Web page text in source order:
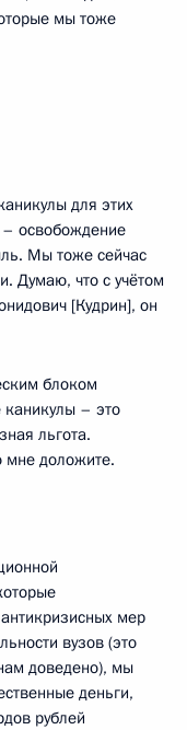
мы тоже
для этих
освобождение
Мы тоже сейчас
Думаю, что с учётом
[Кудрин], он
блоком
каникулы – это
льгота.
мне доложите.
мер
вузов (это
доведено), мы
деньги,
рублей